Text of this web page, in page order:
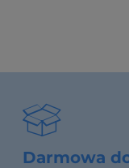
Darmowa